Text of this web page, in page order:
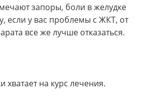
запоры, боли в желудке
если у вас проблемы с ЖКТ, от
все же лучше отказаться.
хватает на курс лечения.